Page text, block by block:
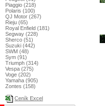
Piaggio (218)
Polaris (100)
QJ Motor (267)
Rieju (65)
Royal Enfield (181)
Segway (228)
Sherco (51)
Suzuki (442)
SWM (48)
Sym (91)
Triumph (314)
Vespa (275)
Voge (202)
Yamaha (905)
Zontes (158)
Ceník Excel